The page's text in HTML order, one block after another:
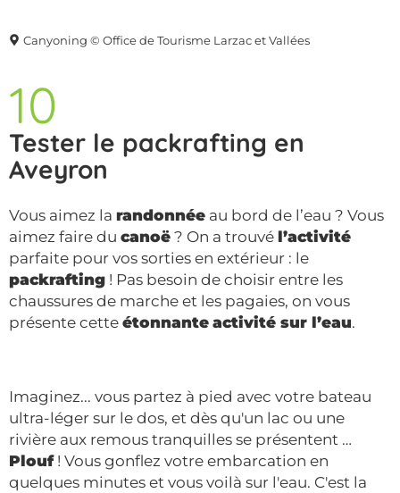
Canyoning © Office de Tourisme Larzac et Vallées
10
Tester le packrafting en
Aveyron
Vous aimez la randonnée au bord de l’eau ? Vous
aimez faire du canoë ? On a trouvé l’activité
parfaite pour vos sorties en extérieur : le
packrafting ! Pas besoin de choisir entre les
chaussures de marche et les pagaies, on vous
présente cette étonnante activité sur l’eau.
Imaginez... vous partez à pied avec votre bateau
ultra-léger sur le dos, et dès qu'un lac ou une
rivière aux remous tranquilles se présentent …
Plouf! Vous gonflez votre embarcation en
quelques minutes et vous voilà sur l'eau. C'est la